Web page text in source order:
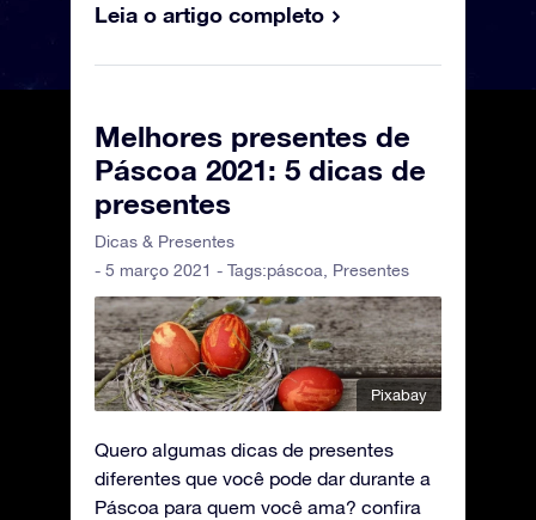
Leia o artigo completo
Melhores presentes de
Páscoa 2021: 5 dicas de
presentes
Dicas & Presentes
- 5 março 2021 - Tags:páscoa, Presentes
Pixabay
Quero algumas dicas de presentes
diferentes que você pode dar durante a
Páscoa para quem você ama? confira